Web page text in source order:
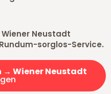
Neustadt
sorglos-Service.
→ Wiener Neustadt